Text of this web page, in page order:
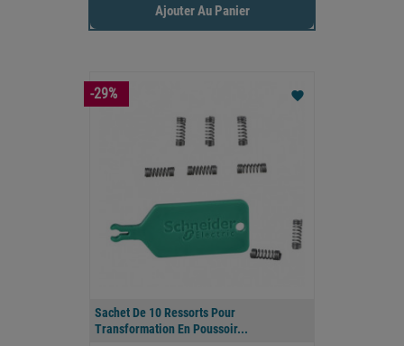
Ajouter Au Panier
Sachet De 10 Ressorts Pour
Transformation En Poussoir...
favorite
-29%